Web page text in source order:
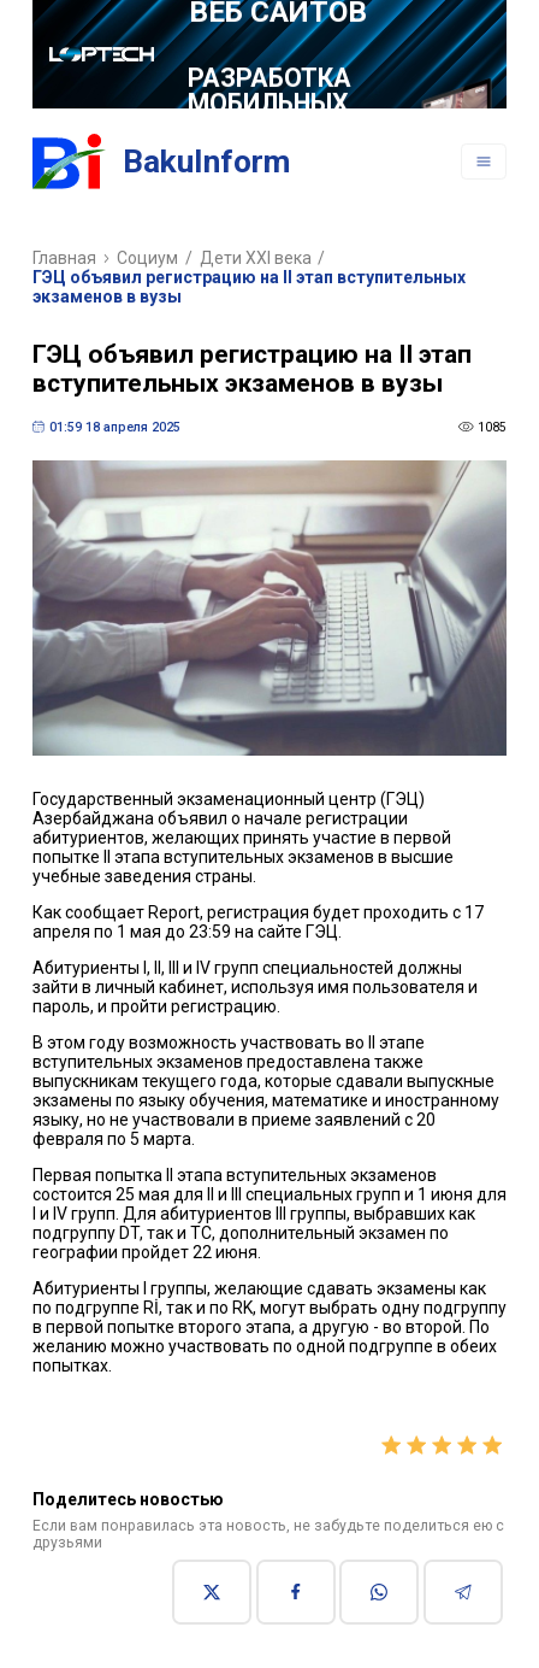
РАЗРАБОТКА
МОБИЛЬНЫХ
ПРИЛОЖЕНИЙ
BakuInform
Главная Социум / Дети XXI века /
ГЭЦ объявил регистрацию на II этап вступительных
экзаменов в вузы
ГЭЦ объявил регистрацию на II этап
вступительных экзаменов в вузы
01:59 18 апреля 2025 1085
Государственный экзаменационный центр (ГЭЦ)
Азербайджана объявил о начале регистрации
абитуриентов, желающих принять участие в первой
попытке II этапа вступительных экзаменов в высшие
учебные заведения страны.
Как сообщает Report, регистрация будет проходить с 17
апреля по 1 мая до 23:59 на сайте ГЭЦ.
Абитуриенты I, II, III и IV групп специальностей должны
зайти в личный кабинет, используя имя пользователя и
пароль, и пройти регистрацию.
В этом году возможность участвовать во II этапе
вступительных экзаменов предоставлена также
выпускникам текущего года, которые сдавали выпускные
экзамены по языку обучения, математике и иностранному
языку, но не участвовали в приеме заявлений с 20
февраля по 5 марта.
Первая попытка II этапа вступительных экзаменов
состоится 25 мая для II и III специальных групп и 1 июня для
I и IV групп. Для абитуриентов III группы, выбравших как
подгруппу DT, так и TC, дополнительный экзамен по
географии пройдет 22 июня.
Абитуриенты I группы, желающие сдавать экзамены как
по подгруппе Rİ, так и по RK, могут выбрать одну подгруппу
в первой попытке второго этапа, а другую - во второй. По
желанию можно участвовать по одной подгруппе в обеих
попытках.
Поделитесь новостью
Если вам понравилась эта новость, не забудьте поделиться ею с
друзьями